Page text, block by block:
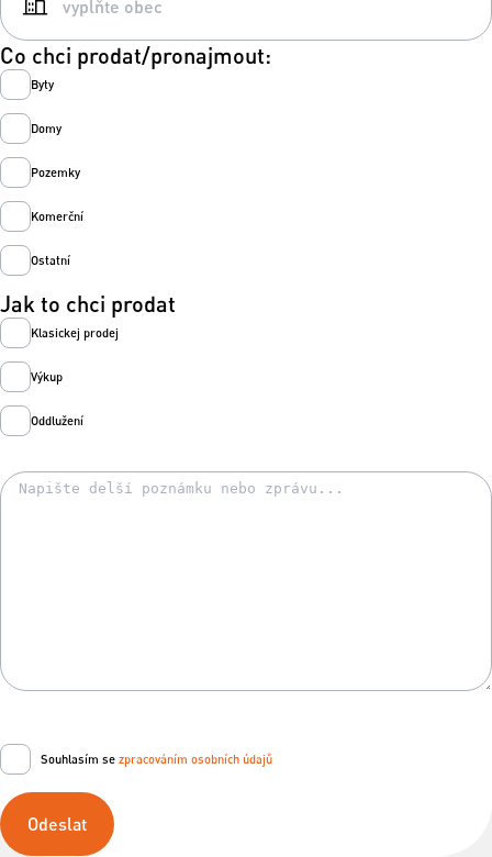
Co chci prodat/pronajmout:
Byty
Domy
Pozemky
Komerční
Ostatní
Jak to chci prodat
Klasickej prodej
Výkup
Oddlužení
Souhlasím se zpracováním osobních údajů
Odeslat